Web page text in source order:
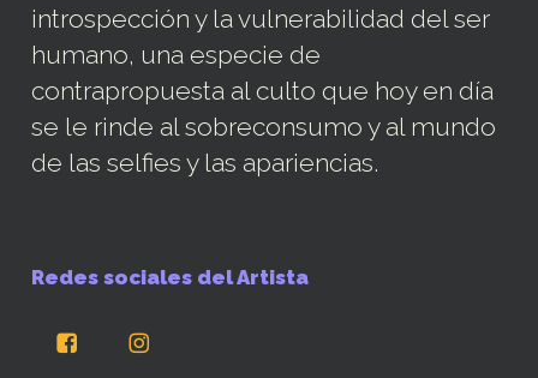
introspección y la vulnerabilidad del ser
humano, una especie de
contrapropuesta al culto que hoy en día
se le rinde al sobreconsumo y al mundo
de las selfies y las apariencias.
Redes sociales del Artista